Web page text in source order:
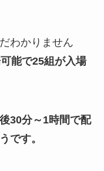
わかりません
能で25組が入場
30分～1時間で配
です。